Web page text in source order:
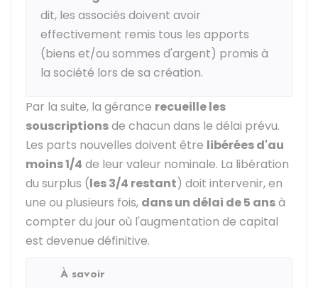
dit, les associés doivent avoir
effectivement remis tous les apports
(biens et/ou sommes d'argent) promis à
la société lors de sa création.
Par la suite, la gérance recueille les
souscriptionsde chacun dans le délai prévu.
Les parts nouvelles doivent être libérées d'au
moins 1/4 de leur valeur nominale. La libération
du surplus (les 3/4 restant) doit intervenir, en
une ou plusieurs fois, dans un délai de 5 ansà
compter du jour où l'augmentation de capital
est devenue définitive.
À savoir